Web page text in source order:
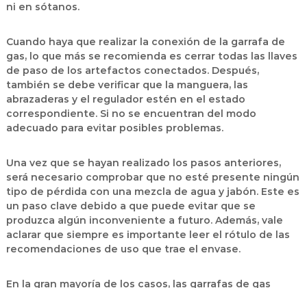
ni en sótanos.
Cuando haya que realizar la conexión de la garrafa de
gas, lo que más se recomienda es cerrar todas las llaves
de paso de los artefactos conectados. Después,
también se debe verificar que la manguera, las
abrazaderas y el regulador estén en el estado
correspondiente. Si no se encuentran del modo
adecuado para evitar posibles problemas.
Una vez que se hayan realizado los pasos anteriores,
será necesario comprobar que no esté presente ningún
tipo de pérdida con una mezcla de agua y jabón. Este es
un paso clave debido a que puede evitar que se
produzca algún inconveniente a futuro. Además, vale
aclarar que siempre es importante leer el rótulo de las
recomendaciones de uso que trae el envase.
En la gran mayoría de los casos, las garrafas de gas